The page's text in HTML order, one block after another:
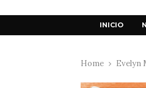
INICIO
Home Evelyn